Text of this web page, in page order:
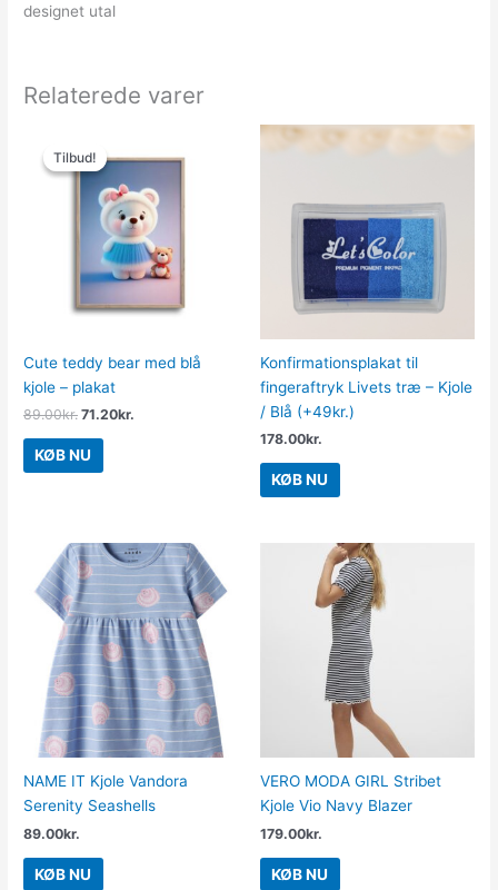
designet utal
Relaterede varer
Tilbud!
Tilbud!
Cute teddy bear med blå
kjole – plakat
89.00kr.
oprindelige
pris
var:
89.00kr..
71.20kr.
pris
er:
71.20kr..
KØB NU
Konfirmationsplakat til
fingeraftryk Livets træ – Kjole
/ Blå (+49kr.)
178.00kr.
KØB NU
NAME IT Kjole Vandora
Serenity Seashells
89.00kr.
KØB NU
VERO MODA GIRL Stribet
Kjole Vio Navy Blazer
179.00kr.
KØB NU